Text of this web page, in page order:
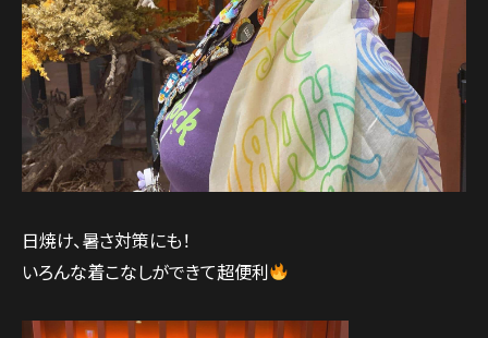
日焼け、暑さ対策にも！
いろんな着こなしができて超便利